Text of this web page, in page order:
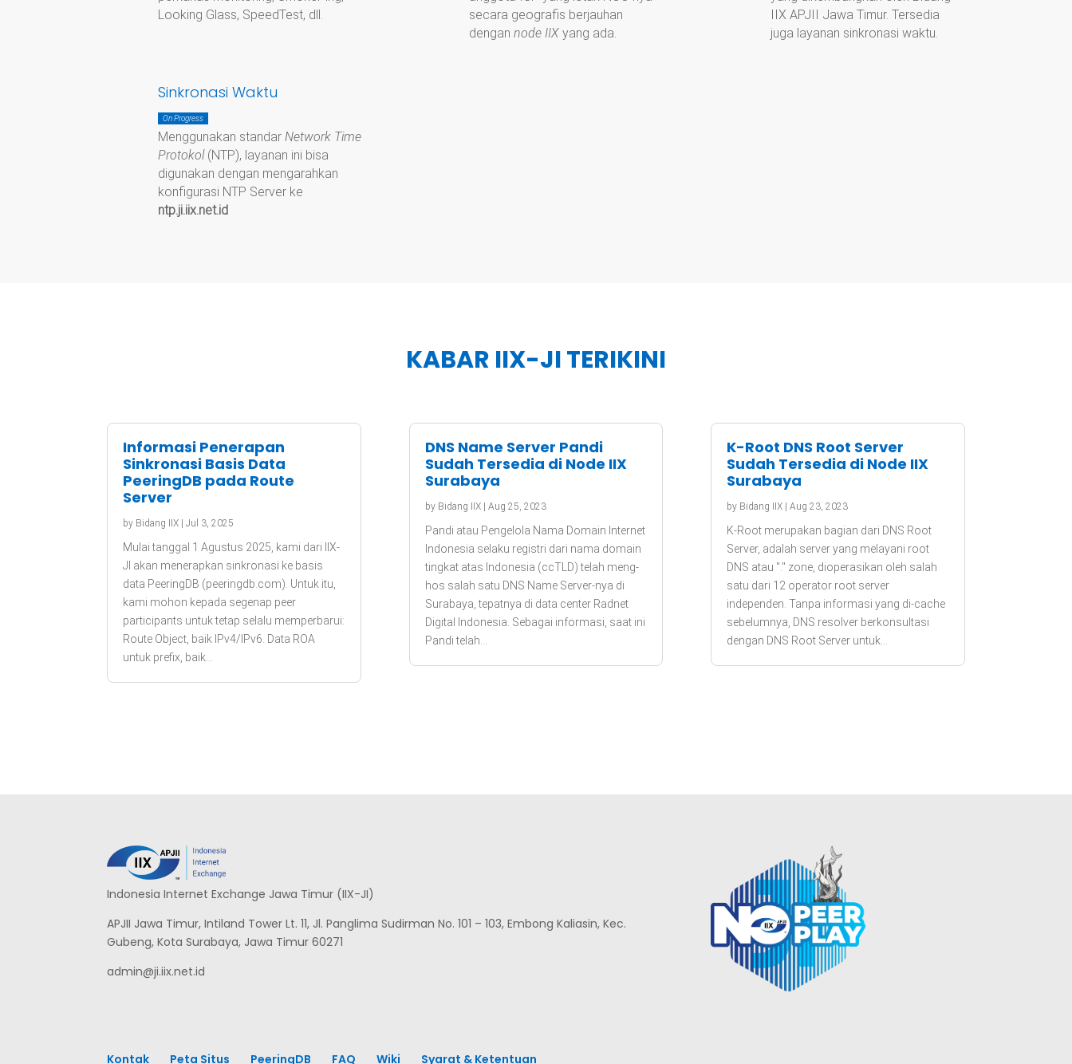
Looking Glass, SpeedTest, dll.
secara geografis berjauhan
dengan node IIXyang ada.
IIX APJII Jawa Timur. Tersedia
juga layanan sinkronasi waktu.
Sinkronasi Waktu
On Progress
Menggunakan standar Network Time
Protokol(NTP), layanan ini bisa
digunakan dengan mengarahkan
konfigurasi NTP Server ke
ntp.ji.iix.net.id
KABAR IIX-JI TERIKINI
Informasi Penerapan
Sinkronasi Basis Data
PeeringDB pada Route
Server
by Bidang IIX |Jul 3, 2025
Mulai tanggal 1 Agustus 2025, kami dari IIX-
JI akan menerapkan sinkronasi ke basis
data PeeringDB (peeringdb.com). Untuk itu,
kami mohon kepada segenap peer
participants untuk tetap selalu memperbarui:
Route Object, baik IPv4/IPv6. Data ROA
untuk prefix, baik...
DNS Name Server Pandi
Sudah Tersedia di Node IIX
Surabaya
by Bidang IIX| Aug 25, 2023
Pandi atau Pengelola Nama Domain Internet
Indonesia selaku registri dari nama domain
tingkat atas Indonesia (ccTLD) telah meng-
hos salah satu DNS Name Server-nya di
Surabaya, tepatnya di data center Radnet
Digital Indonesia. Sebagai informasi, saat ini
Pandi telah...
K-Root DNS Root Server
Sudah Tersedia di Node IIX
Surabaya
by Bidang IIX| Aug 23, 2023
K-Root merupakan bagian dari DNS Root
Server, adalah server yang melayani root
DNS atau "." zone, dioperasikan oleh salah
satu dari 12 operator root server
independen. Tanpa informasi yang di-cache
sebelumnya, DNS resolver berkonsultasi
dengan DNS Root Server untuk...
Indonesia Internet Exchange Jawa Timur (IIX-JI)
APJII Jawa Timur, Intiland Tower Lt. 11, Jl. Panglima Sudirman No. 101 – 103, Embong Kaliasin, Kec.
Gubeng, Kota Surabaya, Jawa Timur 60271
admin@ji.iix.net.id
Kontak Peta Situs PeeringDB FAQ Wiki Syarat & Ketentuan